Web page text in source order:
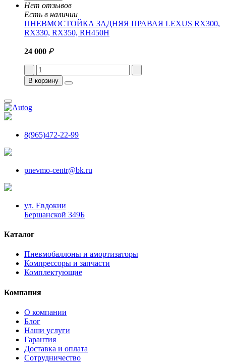
Нет отзывов
Есть в наличии
ПНЕВМОСТОЙКА ЗАДНЯЯ ПРАВАЯ LEXUS RX300,
RX330, RX350, RH450H
24 000 ₽
В корзину
8(965)472-22-99
pnevmo-centr@bk.ru
ул. Евдокии
Бершанской 349Б
Каталог
Пневмобаллоны и амортизаторы
Компрессоры и запчасти
Комплектующие
Компания
О компании
Блог
Наши услуги
Гарантия
Доставка и оплата
Сотрудничество